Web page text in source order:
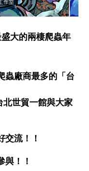
大的兩棲爬蟲年
蟲廠商最多的「台
世貿一館與大家
交流！！
與！！